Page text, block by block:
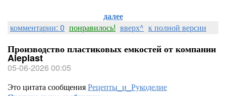
далее
комментарии: 0 понравилось! вверх^ к полной версии
Производство пластиковых емкостей от компании
Aleplast
05-06-2026 00:05
Это цитата сообщенияРецепты_и_Рукоделие